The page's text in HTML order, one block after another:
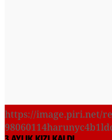
https://image.piri.net/